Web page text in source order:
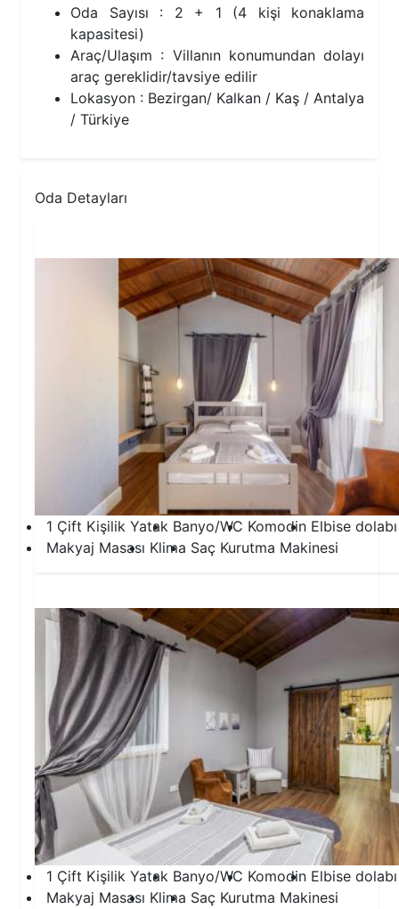
Oda Sayısı : 2 + 1 (4 kişi konaklama
kapasitesi)
Araç/Ulaşım : Villanın konumundan dolayı
araç gereklidir/tavsiye edilir
Lokasyon : Bezirgan/ Kalkan / Kaş / Antalya
/ Türkiye
Oda Detayları
1 Çift Kişilik Yatak Banyo/WC Komodin Elbise dolabı
Makyaj Masası Klima Saç Kurutma Makinesi
1 Çift Kişilik Yatak Banyo/WC Komodin Elbise dolabı
Makyaj Masası Klima Saç Kurutma Makinesi